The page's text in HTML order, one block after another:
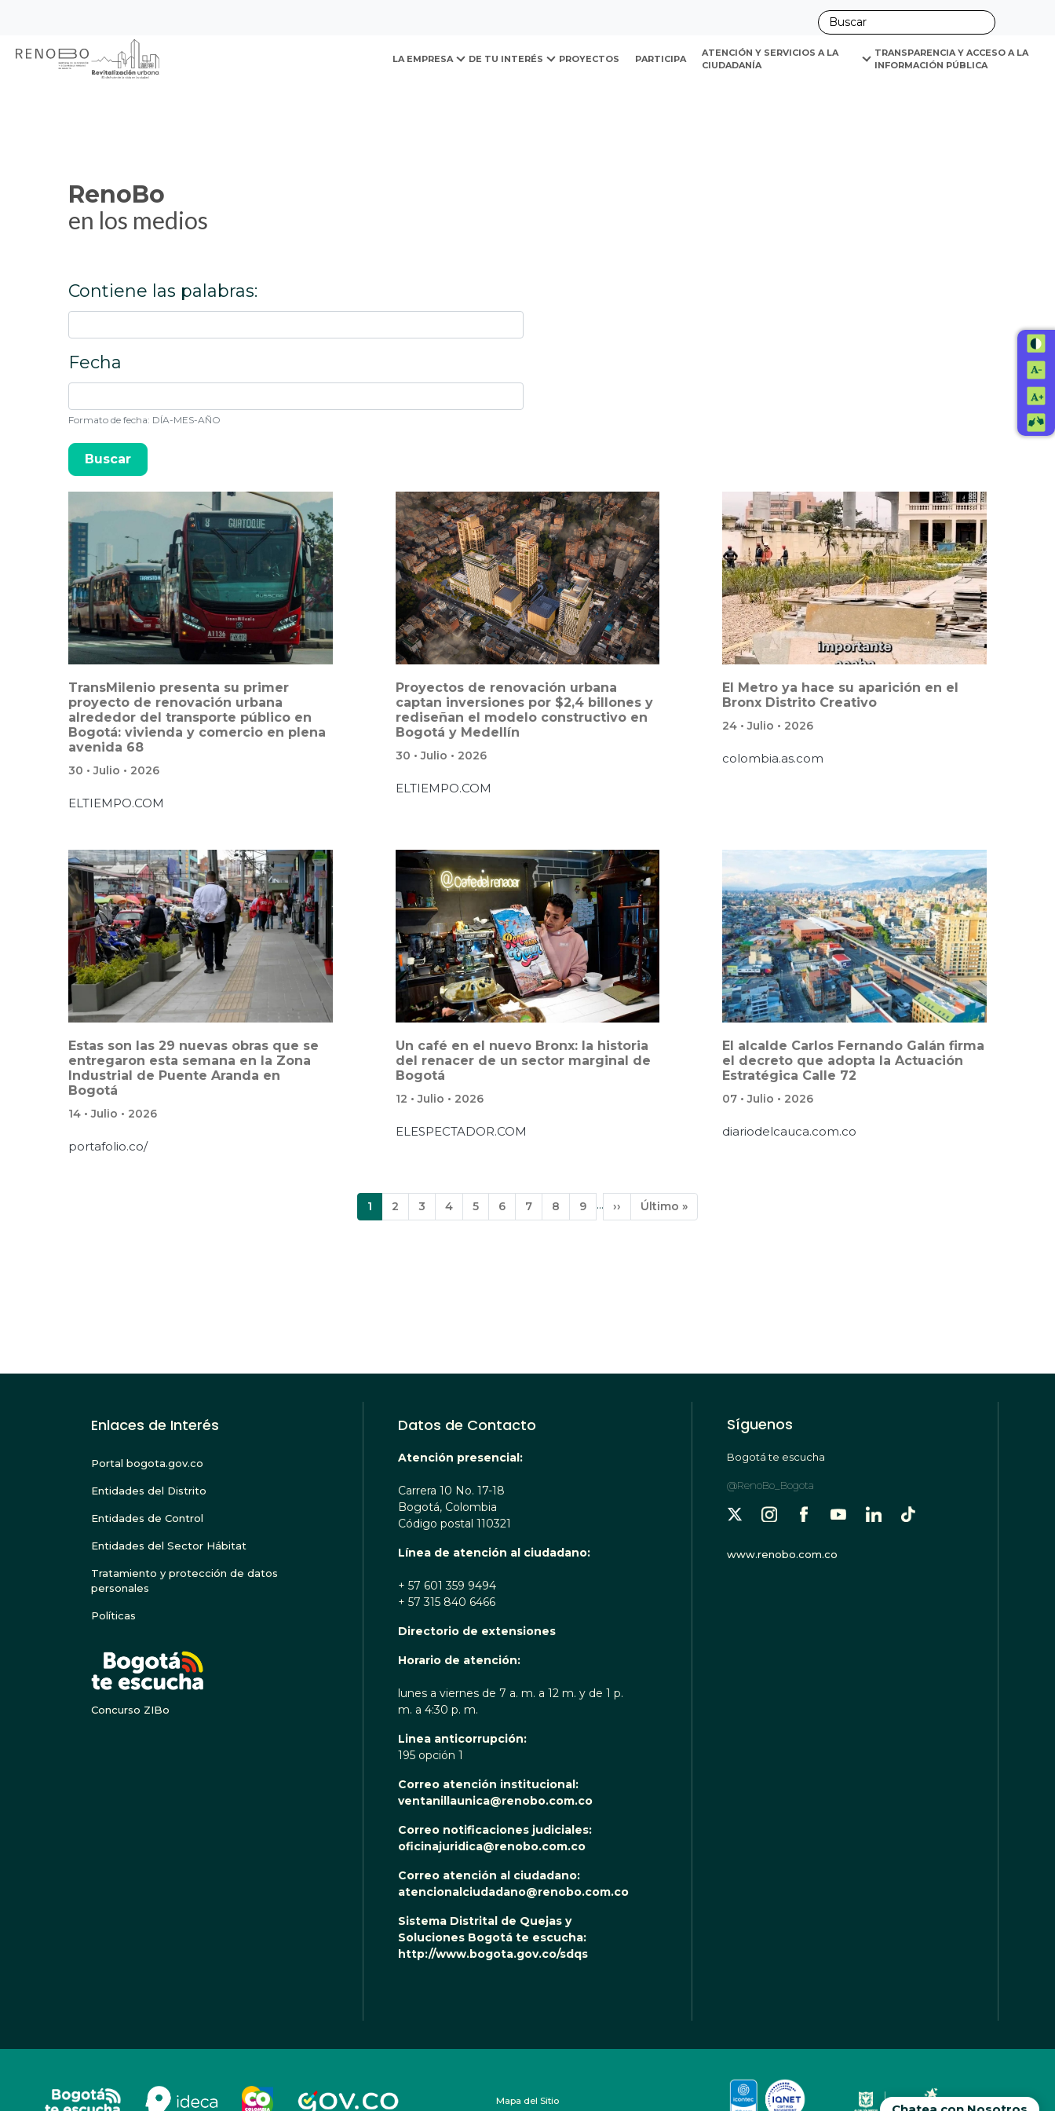
contenido
Sitio Web Empresa de Renovación y Desarrollo Urbano
LA EMPRESA DE TU INTERÉS PROYECTOS PARTICIPA
ATENCIÓN Y SERVICIOS A LA
CIUDADANÍA
TRANSPARENCIA Y ACCESO A LA
INFORMACIÓN PÚBLICA
RenoBo
en los medios
Contiene las palabras:
Fecha
Formato de fecha: DÍA-MES-AÑO
TransMilenio presenta su primer
proyecto de renovación urbana
alrededor del transporte público en
Bogotá: vivienda y comercio en plena
avenida 68
30 • Julio • 2026
ELTIEMPO.COM
Proyectos de renovación urbana
captan inversiones por $2,4 billones y
rediseñan el modelo constructivo en
Bogotá y Medellín
30 • Julio • 2026
ELTIEMPO.COM
El Metro ya hace su aparición en el
Bronx Distrito Creativo
24 • Julio • 2026
colombia.as.com
Estas son las 29 nuevas obras que se
entregaron esta semana en la Zona
Industrial de Puente Aranda en
Bogotá
14 • Julio • 2026
portafolio.co/
Un café en el nuevo Bronx: la historia
del renacer de un sector marginal de
Bogotá
12 • Julio • 2026
ELESPECTADOR.COM
El alcalde Carlos Fernando Galán firma
el decreto que adopta la Actuación
Estratégica Calle 72
07 • Julio • 2026
diariodelcauca.com.co
Página
actual
1 Página
2 Página
3 Página
4 Página
5 Página
6 Página
7 Página
8 Página
9 …
Siguiente
página
››
Última
página
Último »
Enlaces de Interés
Portal bogota.gov.co
Entidades del Distrito
Entidades de Control
Entidades del Sector Hábitat
Tratamiento y protección de datos
personales
Políticas
Concurso ZIBo
Datos de Contacto
Atención presencial:
Carrera 10 No. 17-18
Bogotá, Colombia
Código postal 110321
Línea de atención al ciudadano:
+ 57 601 359 9494
+ 57 315 840 6466
Directorio de extensiones
Horario de atención:
lunes a viernes de 7 a. m. a 12 m. y de 1 p.
m. a 4:30 p. m.
Linea anticorrupción:
195 opción 1
Correo atención institucional:
ventanillaunica@renobo.com.co
Correo notificaciones judiciales:
oficinajuridica@renobo.com.co
Correo atención al ciudadano:
atencionalciudadano@renobo.com.co
Sistema Distrital de Quejas y
Soluciones Bogotá te escucha:
http://www.bogota.gov.co/sdqs
Síguenos
Bogotá te escucha
@RenoBo_Bogota
www.renobo.com.co
Mapa del Sitio